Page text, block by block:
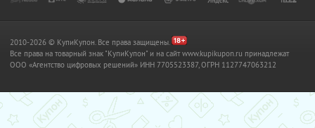
2010-2026 © КупиКупон. Все права защищены.
Все права на товарный знак "КупиКупон" и на сайт www.kupikupon.ru принадлежат
OOO «Агентство цифровых решений» ИНН 7705523387, ОГРН 1127747063212